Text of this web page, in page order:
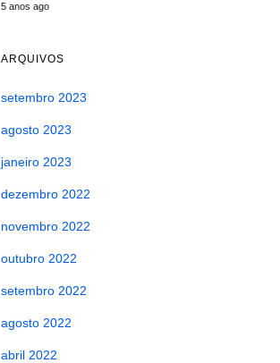
5 anos ago
ARQUIVOS
setembro 2023
agosto 2023
janeiro 2023
dezembro 2022
novembro 2022
outubro 2022
setembro 2022
agosto 2022
abril 2022